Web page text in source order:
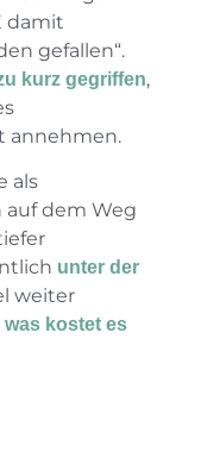
damit
gefallen“.
kurz gegriffen,
annehmen.
als
auf dem Weg
unter der
weiter
was kostet es